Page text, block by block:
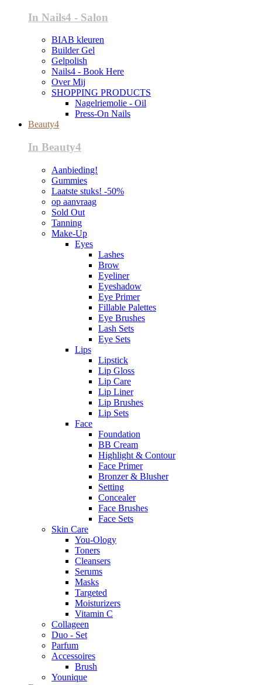
In Nails4 - Salon
BIAB kleuren
Builder Gel
Gelpolish
Nails4 - Book Here
Over Mij
SHOPPING PRODUCTS
Nagelriemolie - Oil
Press-On Nails
Beauty4
In Beauty4
Aanbieding!
Gummies
Laatste stuks! -50%
op aanvraag
Sold Out
Tanning
Make-Up
Eyes
Lashes
Brow
Eyeliner
Eyeshadow
Eye Primer
Fillable Palettes
Eye Brushes
Lash Sets
Eye Sets
Lips
Lipstick
Lip Gloss
Lip Care
Lip Liner
Lip Brushes
Lip Sets
Face
Foundation
BB Cream
Highlight & Contour
Face Primer
Bronzer & Blusher
Setting
Concealer
Face Brushes
Face Sets
Skin Care
You-Ology
Toners
Cleansers
Serums
Masks
Targeted
Moisturizers
Vitamin C
Collageen
Duo - Set
Parfum
Accessoires
Brush
Younique